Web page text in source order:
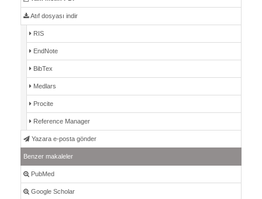
Atıf dosyası indir
RIS
EndNote
BibTex
Medlars
Procite
Reference Manager
Yazara e-posta gönder
Benzer makaleler
PubMed
Google Scholar